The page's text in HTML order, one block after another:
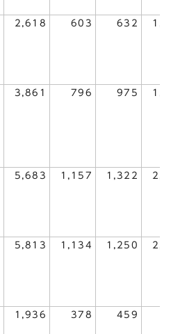
2,618 603 632
3,861 796 975
5,683 1,157 1,322
5,813 1,134 1,250
1,936 378 459